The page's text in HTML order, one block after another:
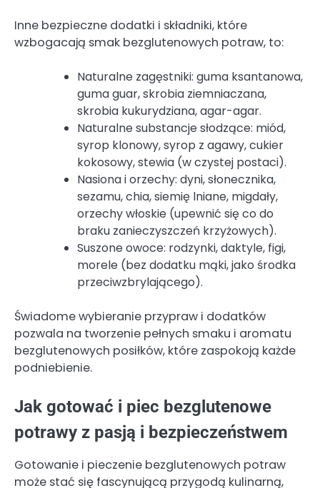
Inne bezpieczne dodatki i składniki, które
wzbogacają smak bezglutenowych potraw, to:
Naturalne zagęstniki: guma ksantanowa,
guma guar, skrobia ziemniaczana,
skrobia kukurydziana, agar-agar.
Naturalne substancje słodzące: miód,
syrop klonowy, syrop z agawy, cukier
kokosowy, stewia (w czystej postaci).
Nasiona i orzechy: dyni, słonecznika,
sezamu, chia, siemię lniane, migdały,
orzechy włoskie (upewnić się co do
braku zanieczyszczeń krzyżowych).
Suszone owoce: rodzynki, daktyle, figi,
morele (bez dodatku mąki, jako środka
przeciwzbrylającego).
Świadome wybieranie przypraw i dodatków
pozwala na tworzenie pełnych smaku i aromatu
bezglutenowych posiłków, które zaspokoją każde
podniebienie.
Jak gotować i piec bezglutenowe
potrawy z pasją i bezpieczeństwem
Gotowanie i pieczenie bezglutenowych potraw
może stać się fascynującą przygodą kulinarną,